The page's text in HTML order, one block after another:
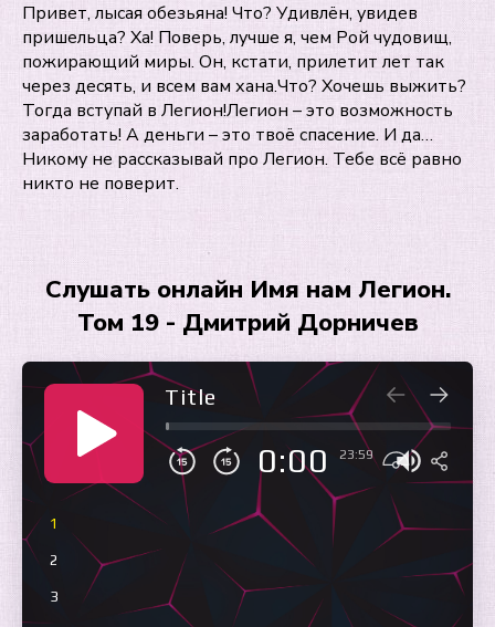
Привет, лысая обезьяна! Что? Удивлён, увидев
пришельца? Ха! Поверь, лучше я, чем Рой чудовищ,
пожирающий миры. Он, кстати, прилетит лет так
через десять, и всем вам хана.Что? Хочешь выжить?
Тогда вступай в Легион!Легион – это возможность
заработать! А деньги – это твоё спасение. И да…
Никому не рассказывай про Легион. Тебе всё равно
никто не поверит.
Слушать онлайн Имя нам Легион.
Том 19 - Дмитрий Дорничев
Title
0:00 23:59
1
2
3